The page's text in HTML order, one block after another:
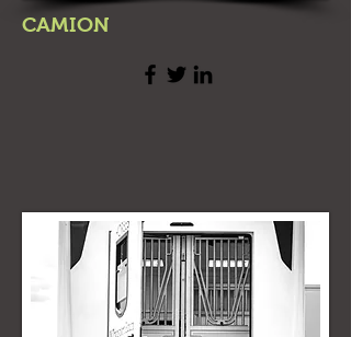
CAMION